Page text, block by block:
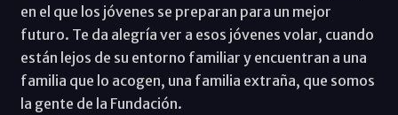
en el que los jóvenes se preparan para un mejor
futuro. Te da alegría ver a esos jóvenes volar, cuando
están lejos de su entorno familiar y encuentran a una
familia que lo acogen, una familia extraña, que somos
la gente de la Fundación.